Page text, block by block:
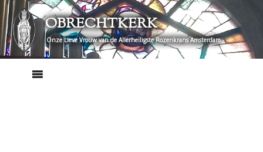
Skip
to
content
OBRECHTKERK
Onze Lieve Vrouw van de Allerheiligste Rozenkrans Amsterdam